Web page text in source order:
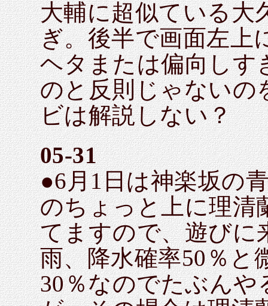
大輔に超似ている大
ぎ。後半で画面左上
ヘタまたは偏向しす
のと反則じゃないの
ビは解説しない？
05-31
●6月1日は神楽坂の
のちょっと上に理清
てますので、遊びに
雨、降水確率50％と
30％なのでたぶんや